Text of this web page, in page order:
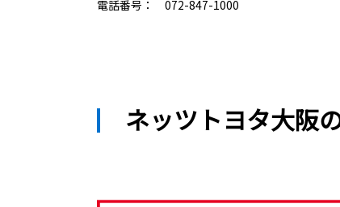
電話番号： 072-847-1000
ネッツトヨタ大阪